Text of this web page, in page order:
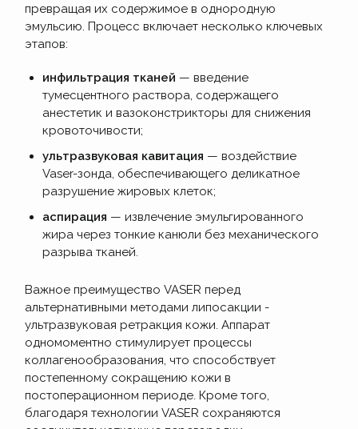
превращая их содержимое в однородную
эмульсию. Процесс включает несколько ключевых
этапов:
инфильтрация тканей — введение
тумесцентного раствора, содержащего
анестетик и вазоконстрикторы для снижения
кровоточивости;
ультразвуковая кавитация — воздействие
Vaser-зонда, обеспечивающего деликатное
разрушение жировых клеток;
аспирация — извлечение эмульгированного
жира через тонкие канюли без механического
разрыва тканей.
Важное преимущество VASER перед
альтернативными методами липосакции -
ультразвуковая ретракция кожи. Аппарат
одномоментно стимулирует процессы
коллагенообразования, что способствует
постепенному сокращению кожи в
постоперационном периоде. Кроме того,
благодаря технологии VASER сохраняются